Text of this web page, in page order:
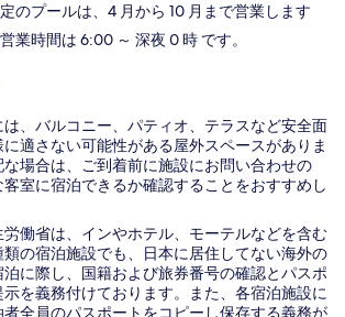
のプールは、4 月から 10 月まで営業します
業時間は 6:00 ～ 深夜 0 時 です。
は、バルコニー、パティオ、テラスなど安全面
適さない可能性がある屋外スペースがありま
場合は、ご到着前に施設にお問い合わせの
室に宿泊できるか確認することをおすすめし
労働省は、インやホテル、モーテルなどを含む
類の宿泊施設でも、日本に​居住してない海外の
泊に際し、国籍および旅券番号の確認とパスポ
示を義務付け​ております。また、各宿泊施設に
者全員のパスポートをコピーし保存する義務が